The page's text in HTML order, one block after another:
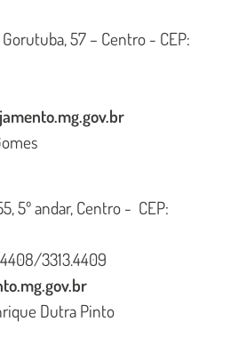
57 – Centro - CEP:
5º andar, Centro - CEP:
3313.4409
Dutra Pinto